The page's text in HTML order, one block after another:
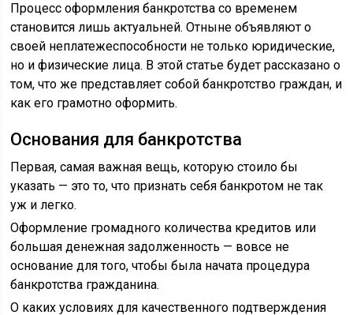
Процесс оформления банкротства со временем
становится лишь актуальней. Отныне объявляют о
своей неплатежеспособности не только юридические,
но и физические лица. В этой статье будет рассказано о
том, что же представляет собой банкротство граждан, и
как его грамотно оформить.
Основания для банкротства
Первая, самая важная вещь, которую стоило бы
указать — это то, что признать себя банкротом не так
уж и легко.
Оформление громадного количества кредитов или
большая денежная задолженность — вовсе не
основание для того, чтобы была начата процедура
банкротства гражданина.
О каких условиях для качественного подтверждения